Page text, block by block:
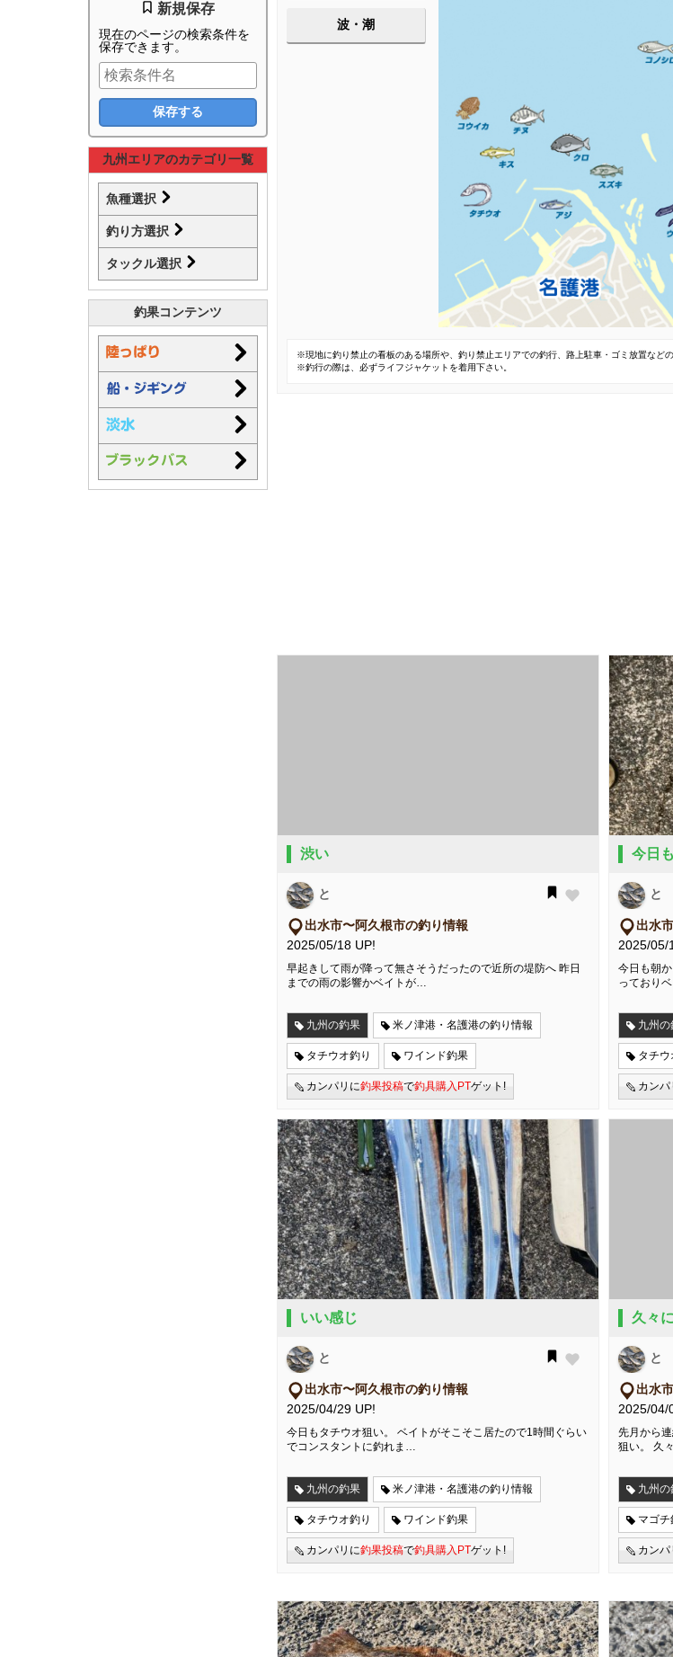
新規保存
現在のページの検索条件を
保存できます。
九州エリアのカテゴリ一覧
魚種選択
釣り方選択
タックル選択
釣果コンテンツ
波・潮
※現地に釣り禁止の看板のある場所や、釣り禁止エリアでの釣行、路上駐車・ゴミ放置など
※釣行の際は、必ずライフジャケットを着用下さい。
渋い
と
出水市〜阿久根市の釣り情報
2025/05/18 UP!
早起きして雨が降って無さそうだったので近所の堤防へ 昨日
までの雨の影響かベイトが…
九州の釣果 米ノ津港・名護港の釣り情報
タチウオ釣り ワインド釣果
カンパリに釣果投稿で釣具購入PTゲット!
今日
と
出水
2025/05/
今日も朝
っており
九州の
タチウ
カンパ
いい感じ
と
出水市〜阿久根市の釣り情報
2025/04/29 UP!
今日もタチウオ狙い。 ベイトがそこそこ居たので1時間ぐらい
でコンスタントに釣れま…
九州の釣果 米ノ津港・名護港の釣り情報
タチウオ釣り ワインド釣果
カンパリに釣果投稿で釣具購入PTゲット!
久々
と
出水
2025/04/
先月から
狙い。 久
九州の
マゴチ
カンパ